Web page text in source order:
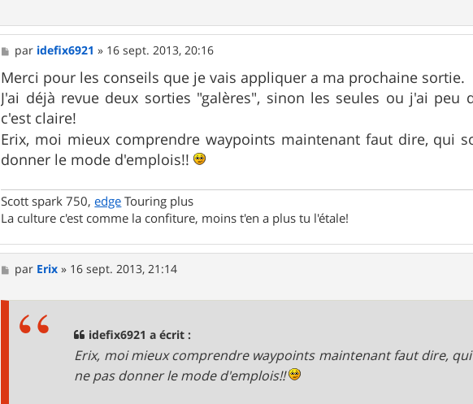
M
e
s
s
a
g
e
par idefix6921 » 16 sept. 2013, 20:16
Merci pour les conseils que je vais appliquer a ma prochaine sortie.
J'ai déjà revue deux sorties "galères", sinon les seules ou j'ai peu
c'est claire!
Erix, moi mieux comprendre waypoints maintenant faut dire, qui
donner le mode d'emplois!!
Scott spark 750,edge Touring plus
La culture c'est comme la confiture, moins t'en a plus tu l'étale!
M
e
par Erix » 16 sept. 2013, 21:14
idefix6921 a écrit :
Erix, moi mieux comprendre waypoints maintenant faut dire,
ne pas donner le mode d'emplois!!